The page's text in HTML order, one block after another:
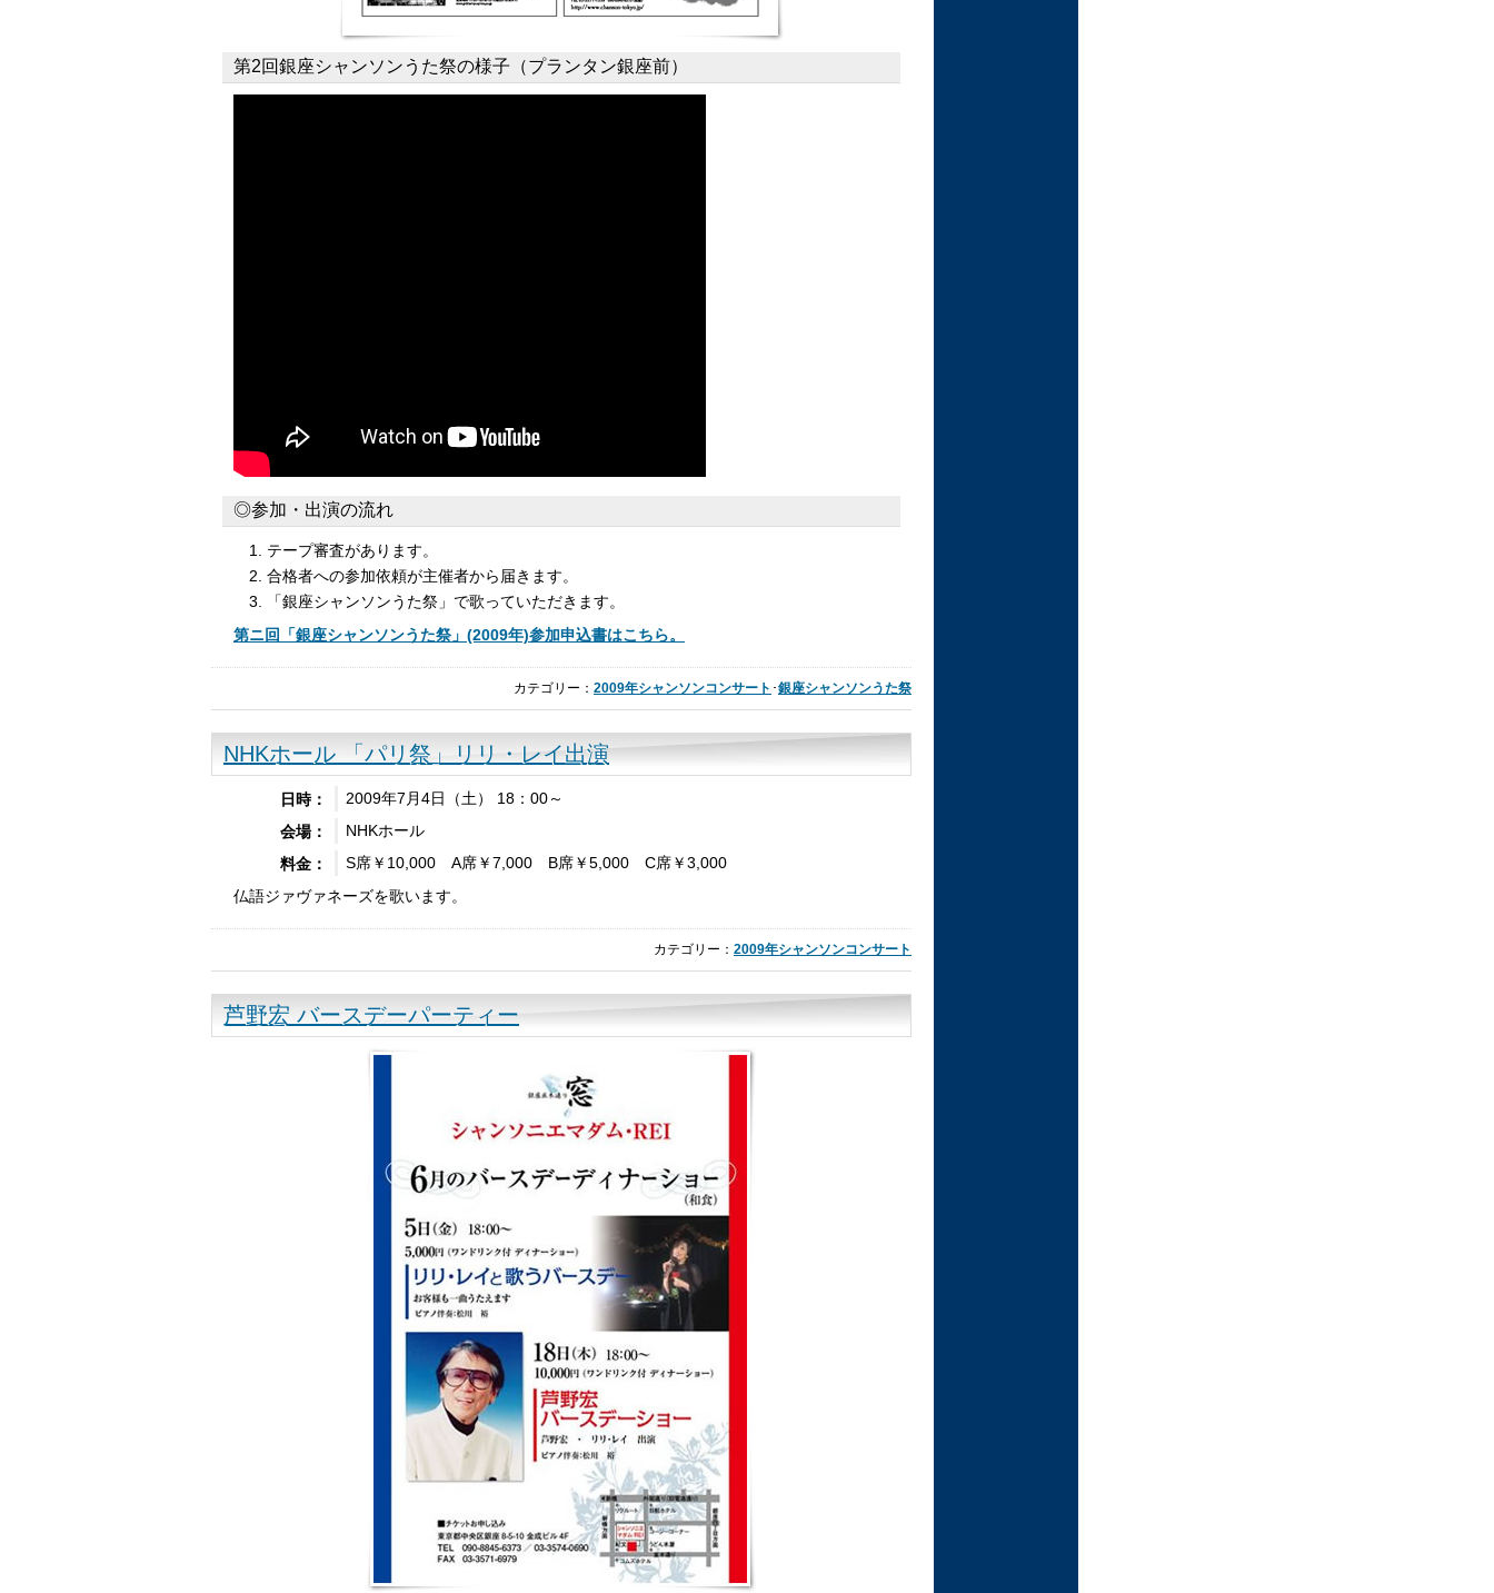
第2回銀座シャンソンうた祭の様子（プランタン銀座前）
◎参加・出演の流れ
テープ審査があります。
合格者への参加依頼が主催者から届きます。
「銀座シャンソンうた祭」で歌っていただきます。
第ニ回「銀座シャンソンうた祭」(2009年)参加申込書はこちら。
カテゴリー： 2009年シャンソンコンサート ･銀座シャンソンうた祭
NHKホール 「パリ祭」リリ・レイ出演
日時：
2009年7月4日（土） 18：00～
会場：
NHKホール
料金：
S席￥10,000 A席￥7,000 B席￥5,000 C席￥3,000
仏語ジァヴァネーズを歌います。
カテゴリー： 2009年シャンソンコンサート
芦野宏 バースデーパーティー